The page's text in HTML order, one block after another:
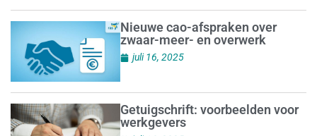
Nieuwe cao-afspraken over
zwaar-meer- en overwerk
juli 16, 2025
Getuigschrift: voorbeelden voor
werkgevers